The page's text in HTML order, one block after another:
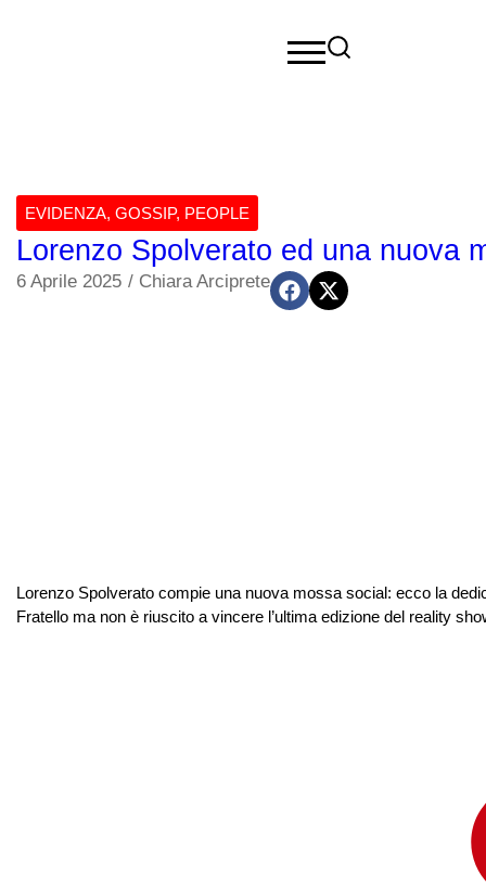
EVIDENZA, GOSSIP, PEOPLE
Lorenzo Spolverato ed una nuova
6 Aprile 2025 / Chiara Arciprete
Lorenzo Spolverato compie una nuova mossa social: ecco la
Fratello ma non è riuscito a vincere l’ultima edizione del reality